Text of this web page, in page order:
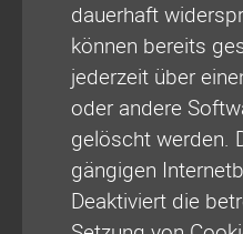
dauerhaft
können bereits
jederzeit über
oder andere
gelöscht werden.
gängigen
Deaktiviert die